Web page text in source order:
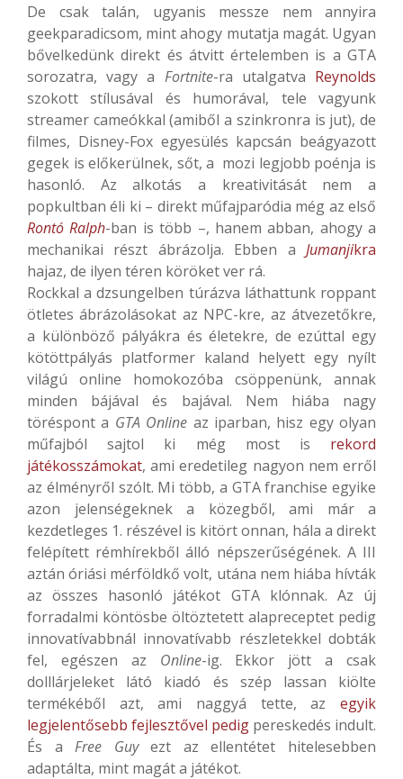
De csak talán, ugyanis messze nem annyira
geekparadicsom, mint ahogy mutatja magát. Ugyan
bővelkedünk direkt és átvitt értelemben is a GTA
sorozatra, vagy a Fortnite-ra utalgatva Reynolds
szokott stílusával és humorával, tele vagyunk
streamer cameókkal (amiből a szinkronra is jut), de
filmes, Disney-Fox egyesülés kapcsán beágyazott
gegek is előkerülnek, sőt, a mozi legjobb poénja is
hasonló. Az alkotás a kreativitását nem a
popkultban éli ki – direkt műfajparódia még az első
Rontó Ralph-ban is több –, hanem abban, ahogy a
mechanikai részt ábrázolja. Ebben a Jumanjikra
hajaz, de ilyen téren köröket ver rá.
Rockkal a dzsungelben túrázva láthattunk roppant
ötletes ábrázolásokat az NPC-kre, az átvezetőkre,
a különböző pályákra és életekre, de ezúttal egy
kötöttpályás platformer kaland helyett egy nyílt
világú online homokozóba csöppenünk, annak
minden bájával és bajával. Nem hiába nagy
töréspont a GTA Online az iparban, hisz egy olyan
műfajból sajtol ki még most is rekord
játékosszámokat, ami eredetileg nagyon nem erről
az élményről szólt. Mi több, a GTA franchise egyike
azon jelenségeknek a közegből, ami már a
kezdetleges 1. részével is kitört onnan, hála a direkt
felépített rémhírekből álló népszerűségének. A III
aztán óriási mérföldkő volt, utána nem hiába hívták
az összes hasonló játékot GTA klónnak. Az új
forradalmi köntösbe öltöztetett alapreceptet pedig
innovatívabbnál innovatívabb részletekkel dobták
fel, egészen az Online-ig. Ekkor jött a csak
dolllárjeleket látó kiadó és szép lassan kiölte
termékéből azt, ami naggyá tette, az egyik
legjelentősebb fejlesztővel pedig pereskedés indult.
És aFree Guyezt az ellentétet hitelesebben
adaptálta, mint magát a játékot.